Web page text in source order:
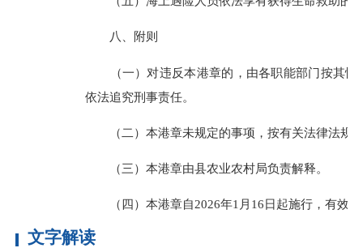
八、附则
（一）对违反本港章的，由各职能部门按其性
依法追究刑事责任。
（二）本港章未规定的事项，按有关法律法规
（三）本港章由县农业农村局负责解释。
（四）本港章自2026年1月16日起施行，有效期
文字解读